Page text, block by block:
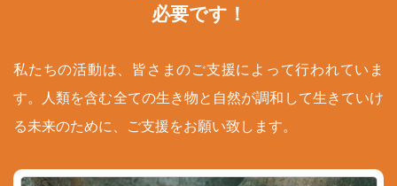
必要です！
私たちの活動は、皆さまのご支援によって行われていま
す。人類を含む全ての生き物と自然が調和して生きていけ
る未来のために、ご支援をお願い致します。